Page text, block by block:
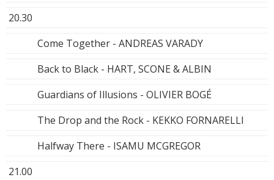
20.30
Come Together - ANDREAS VARADY
Back to Black - HART, SCONE & ALBIN
Guardians of Illusions - OLIVIER BOGÉ
The Drop and the Rock - KEKKO FORNARELLI
Halfway There - ISAMU MCGREGOR
21.00